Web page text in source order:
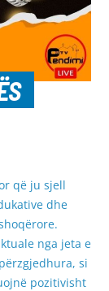
që ju sjell
dhe
nga jeta e
si
pozitivisht